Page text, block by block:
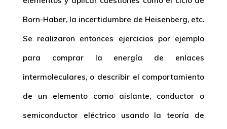
Born-Haber, la incertidumbre de Heisenberg, etc.
Se realizaron entonces ejercicios por ejemplo
para comprar la energía de enlaces
intermoleculares, o describir el comportamiento
de un elemento como aislante, conductor o
semiconductor eléctrico usando la teoría de